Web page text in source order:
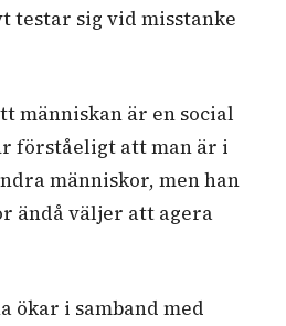
testar sig vid misstanke
människan är en social
förståeligt att man är i
människor, men han
ändå väljer att agera
ökar i samband med